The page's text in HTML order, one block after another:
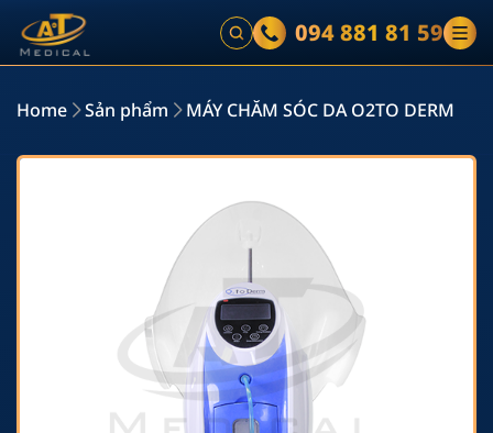
094 881 81 59
Home Sản phẩm MÁY CHĂM SÓC DA O2TO DERM